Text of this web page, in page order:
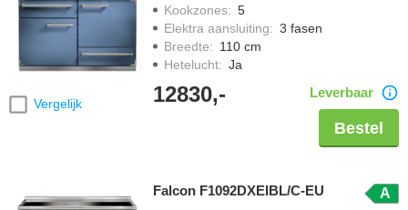
Vergelijk
Kookzones: 5
Elektra aansluiting: 3 fasen
Breedte: 110 cm
Hetelucht: Ja
12830,- Leverbaar
Bestel
Falcon F1092DXEIBL/C-EU A